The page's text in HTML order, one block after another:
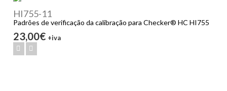
HI755-11
Padrões de verificação da calibração para Checker® HC HI755
23,00€ +iva